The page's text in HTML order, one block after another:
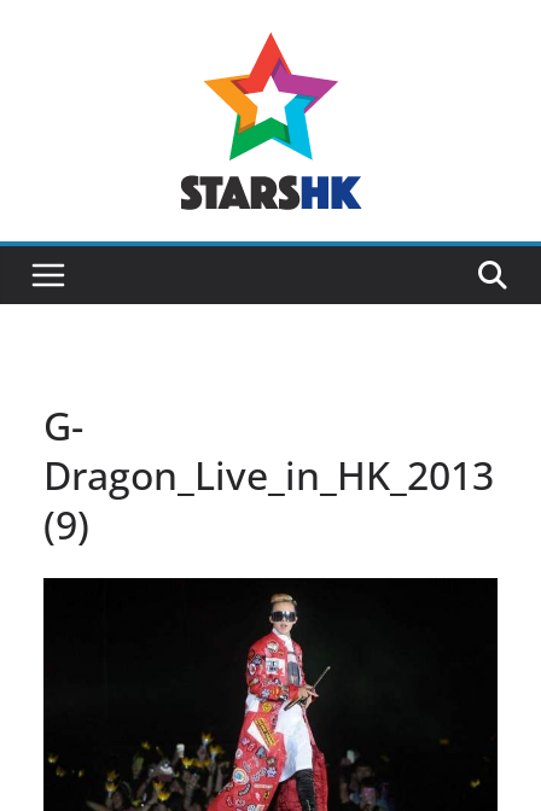
G-
Dragon_Live_in_HK_2013
(9)